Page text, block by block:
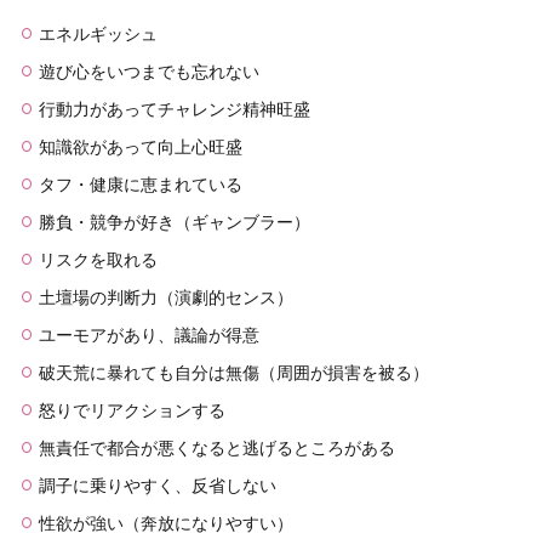
エネルギッシュ
遊び心をいつまでも忘れない
行動力があってチャレンジ精神旺盛
知識欲があって向上心旺盛
タフ・健康に恵まれている
勝負・競争が好き（ギャンブラー）
リスクを取れる
土壇場の判断力（演劇的センス）
ユーモアがあり、議論が得意
破天荒に暴れても自分は無傷（周囲が損害を被る）
怒りでリアクションする
無責任で都合が悪くなると逃げるところがある
調子に乗りやすく、反省しない
性欲が強い（奔放になりやすい）